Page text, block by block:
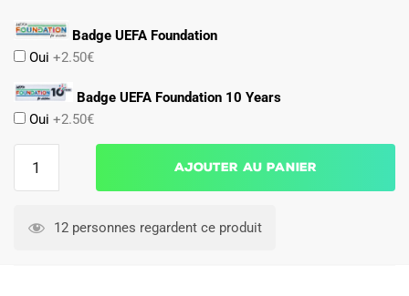
Badge UEFA Foundation
Oui +2.50€
Badge UEFA Foundation 10 Years
Oui +2.50€
Ajouter au panier
12 personnes regardent ce produit